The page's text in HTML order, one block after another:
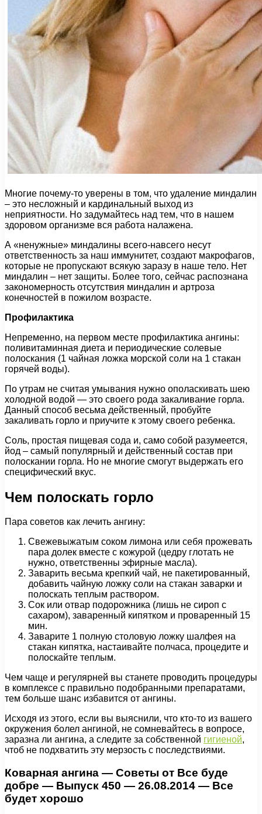
Многие почему-то уверены в том, что удаление миндалин
– это несложный и кардинальный выход из
неприятности. Но задумайтесь над тем, что в нашем
здоровом организме вся работа налажена.
А «ненужные» миндалины всего-навсего несут
ответственность за наш иммунитет, создают макрофагов,
которые не пропускают всякую заразу в наше тело. Нет
миндалин – нет защиты. Более того, сейчас распознана
закономерность отсутствия миндалин и артроза
конечностей в пожилом возрасте.
Профилактика
Непременно, на первом месте профилактика ангины:
поливитаминная диета и периодические солевые
полоскания (1 чайная ложка морской соли на 1 стакан
горячей воды).
По утрам не считая умывания нужно ополаскивать шею
холодной водой — это своего рода закаливание горла.
Данный способ весьма действенный, пробуйте
закаливать горло и приучите к этому своего ребенка.
Соль, простая пищевая сода и, само собой разумеется,
йод – самый популярный и действенный состав при
полоскании горла. Но не многие смогут выдержать его
специфический вкус.
Чем полоскать горло
Пара советов как лечить ангину:
Свежевыжатым соком лимона или себя прожевать
пара долек вместе с кожурой (цедру глотать не
нужно, ответственны эфирные масла).
Заварить весьма крепкий чай, не пакетированный,
добавить чайную ложку соли на стакан заварки и
полоскать теплым раствором.
Сок или отвар подорожника (лишь не сироп с
сахаром), заваренный кипятком и проваренный 15
мин.
Заварите 1 полную столовую ложку шалфея на
стакан кипятка, настаивайте полчаса, процедите и
полоскайте теплым.
Чем чаще и регулярней вы станете проводить процедуры
в комплексе с правильно подобранными препаратами,
тем больше шанс избавится от ангины.
Исходя из этого, если вы выяснили, что кто-то из вашего
окружения болел ангиной, не сомневайтесь в вопросе,
заразна ли ангина, а следите за собственной гигиеной,
чтоб не подхватить эту мерзость с последствиями.
Коварная ангина — Советы от Все буде
добре — Выпуск 450 — 26.08.2014 — Все
будет хорошо